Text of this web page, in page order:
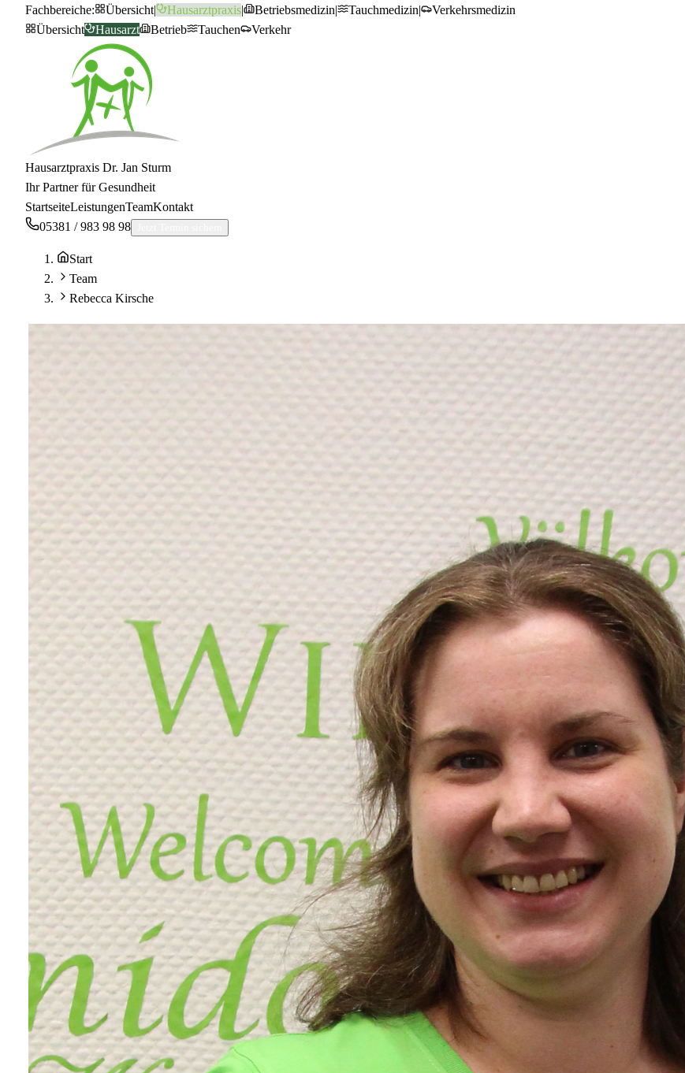
Fachbereiche: Übersicht| Hausarztpraxis| Betriebsmedizin| Tauchmedizin|
Verkehrsmedizin
Übersicht
Hausarzt Betrieb Tauchen Verkehr
Hausarztpraxis Dr. Jan Sturm
Ihr Partner für Gesundheit
StartseiteLeistungenTeamKontakt
05381 / 983 98 98
Start
Team
Rebecca Kirsche